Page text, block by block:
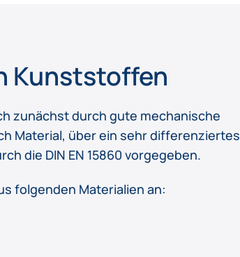
Kunststoffen
zunächst durch gute mechanische
Material, über ein sehr differenziertes
die DIN EN 15860 vorgegeben.
folgenden Materialien an: